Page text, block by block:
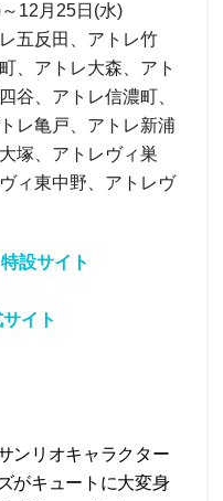
12月25日(水)
五反田、アトレ竹
、アトレ大森、アト
谷、アトレ信濃町、
レ亀戸、アトレ新浦
塚、アトレヴィ巣
ィ東中野、アトレヴ
設サイト
イト
ンリオキャラクター
ズがキュートに大変身